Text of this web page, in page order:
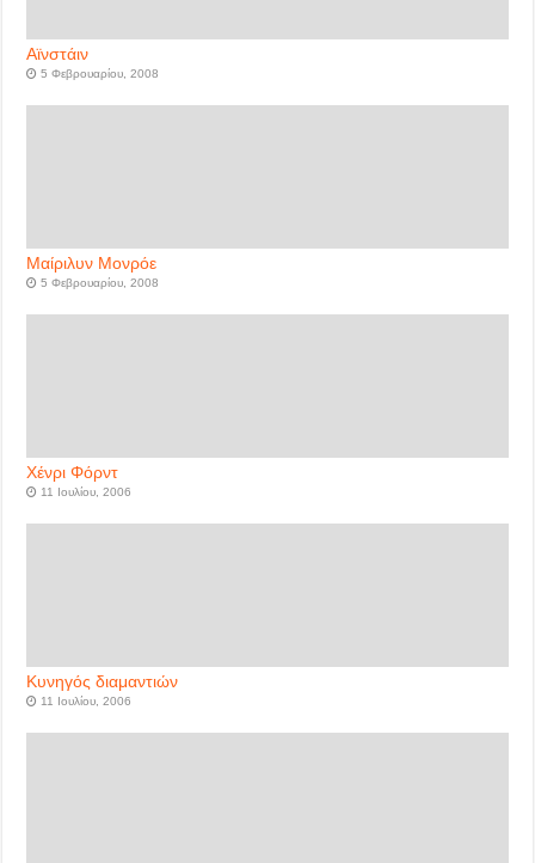
Αϊνστάιν
5 Φεβρουαρίου, 2008
Μαίριλυν Μονρόε
5 Φεβρουαρίου, 2008
Χένρι Φόρντ
11 Ιουλίου, 2006
Κυνηγός διαμαντιών
11 Ιουλίου, 2006